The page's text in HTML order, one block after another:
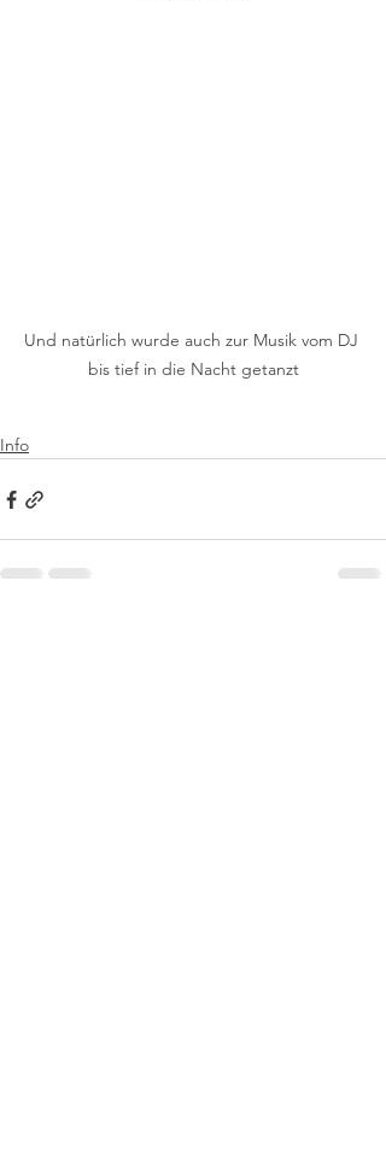
Und natürlich wurde auch zur Musik vom DJ
bis tief in die Nacht getanzt
Info